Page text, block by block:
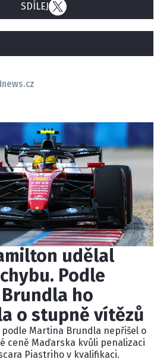
SDÍLEJ
udělal
Podle
ho
o stupně vítězů
podle Martina Brundla nepřišel o
ceně Maďarska kvůli penalizaci
Piastriho v kvalifikaci.